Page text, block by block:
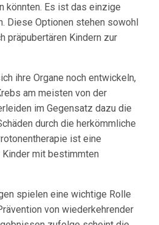
könnten. Es ist das einzige
Diese Optionen stehen sowohl
präpubertären Kindern zur
ihre Organe noch entwickeln,
am meisten von der
im Gegensatz dazu die
durch die herkömmliche
ist eine
mit bestimmten
spielen eine wichtige Rolle
von wiederkehrender